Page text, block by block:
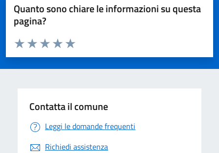
Quanto sono chiare le informazioni su questa
pagina?
Valuta da 1 a 5 stelle la pagina
Valuta 5 stelle su 5
Valuta 4 stelle su 5
Valuta 3 stelle su 5
Valuta 2 stelle su 5
Valuta 1 stelle su 5
Contatta il comune
Leggi le domande frequenti
Richiedi assistenza